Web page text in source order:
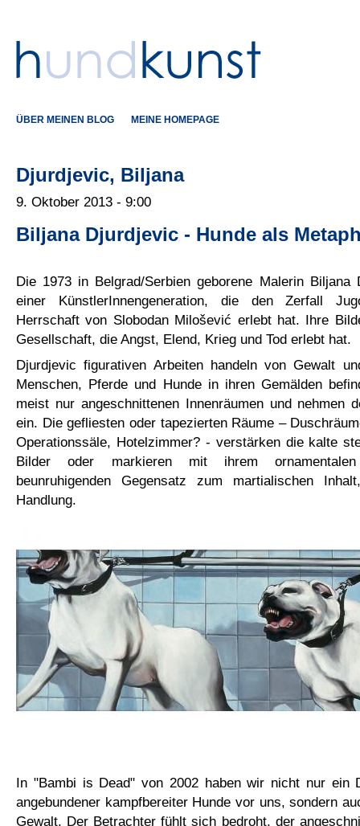
ÜBER MEINEN BLOG MEINE HOMEPAGE
Djurdjevic, Biljana
9. Oktober 2013 - 9:00
Biljana Djurdjevic - Hunde als
Die 1973 in Belgrad/Serbien geborene Malerin Biljana
einer KünstlerInnengeneration, die den Zerfall
Herrschaft von Slobodan Milošević erlebt hat. Ihre
Gesellschaft, die Angst, Elend, Krieg und Tod erlebt hat.
Djurdjevicfigurativen Arbeitenhandeln von Gewalt
Menschen, Pferde und Hunde in ihren Gemälden
meist nur angeschnittenen Innenräumen und nehmen
ein. Die gefliesten oder tapezierten Räume –
Operationssäle, Hotelzimmer? - verstärken die kalte
Bilder oder markieren mit ihrem
beunruhigenden Gegensatz zum martialischen
Handlung.
In "Bambi is Dead" von 2002 haben wir nicht nur ein
angebundener kampfbereiter Hunde vor uns, sondern
Gewalt. Der Betrachter fühlt sich bedroht, der